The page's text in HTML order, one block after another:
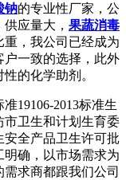
钠的专业性厂家，公
供应量大， 果蔬消毒
，我公司已经成为
户一致的选择，此外
的化学助剂。
19106-2013标准生
市卫生和计划生育委
安全产品卫生许可批
确，以市场需求为
求商都跟我们公司